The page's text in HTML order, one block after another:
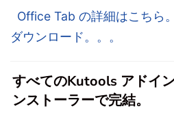
Office Tab の詳細はこちら。
ダウンロード。。。
すべてのKutools アドイ
ンストーラーで完結。